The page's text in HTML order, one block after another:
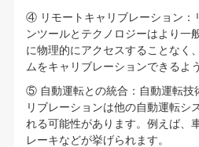
④ リモートキャリブレーション：
ンツールとテクノロジーはより一
に物理的にアクセスすることなく
ムをキャリブレーションできるよ
⑤ 自動運転との統合：自動運転技
リブレーションは他の自動運転シ
れる可能性があります。例えば、
レーキなどが挙げられます。